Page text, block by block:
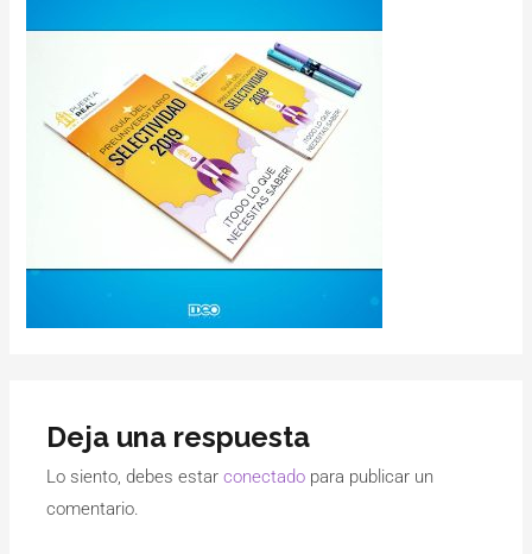
Deja una respuesta
Lo siento, debes estarconectado para publicar un
comentario.